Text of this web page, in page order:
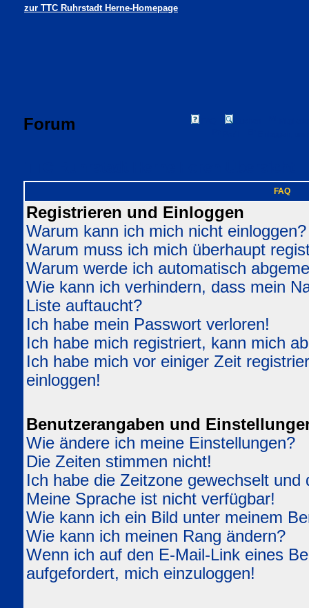
zur TTC Ruhrstadt Herne-Homepage
Forum
FAQ
Registrieren und Einloggen
Warum kann ich mich nicht einloggen?
Warum muss ich mich überhaupt
Warum werde ich automatisch
Wie kann ich verhindern, dass mein
Liste auftaucht?
Ich habe mein Passwort verloren!
Ich habe mich registriert, kann mich
Ich habe mich vor einiger Zeit
einloggen!
Benutzerangaben und
Wie ändere ich meine Einstellungen?
Die Zeiten stimmen nicht!
Ich habe die Zeitzone gewechselt
Meine Sprache ist nicht verfügbar!
Wie kann ich ein Bild unter meinem
Wie kann ich meinen Rang ändern?
Wenn ich auf den E-Mail-Link eines
aufgefordert, mich einzuloggen!